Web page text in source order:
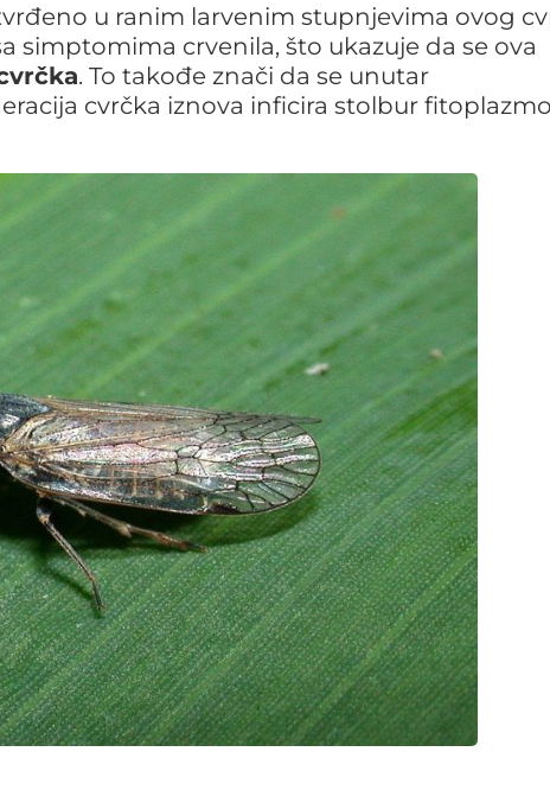
u ranim larvenim stupnjevima ovog
simptomima crvenila, što ukazuje da se ova
. To takođe znači da se unutar
cvrčka iznova inficira stolbur